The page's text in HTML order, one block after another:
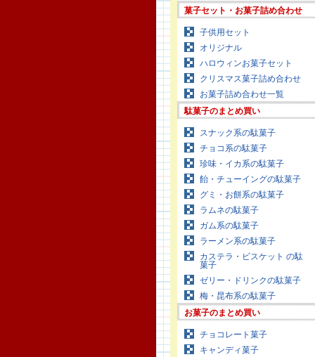
菓子セット・お菓子詰め合わせ
子供用セット
オリジナル
ハロウィンお菓子セット
クリスマス菓子詰め合わせ
お菓子詰め合わせ一覧
駄菓子のまとめ買い
スナック系の駄菓子
チョコ系の駄菓子
珍味・イカ系の駄菓子
飴・チューイングの駄菓子
グミ・お餅系の駄菓子
ラムネの駄菓子
ガム系の駄菓子
ラーメン系の駄菓子
カステラ・ビスケット の駄
菓子
ゼリー・ドリンクの駄菓子
梅・昆布系の駄菓子
お菓子のまとめ買い
チョコレート菓子
キャンディ菓子